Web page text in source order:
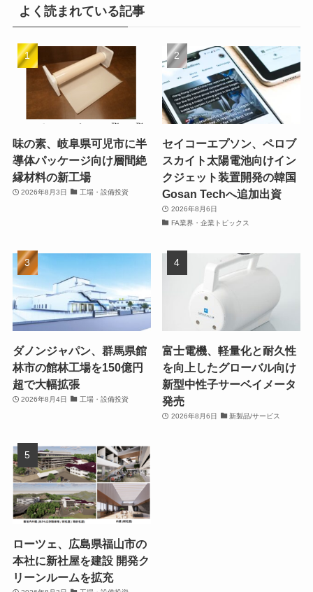
よく読まれている記事
味の素、岐阜県可児市に半
導体パッケージ向け層間絶
縁材料の新工場
2026年8月3日 工場・設備投資
セイコーエプソン、ペロブ
スカイト太陽電池向けイン
クジェット装置開発の韓国
Gosan Techへ追加出資
2026年8月6日
FA業界・企業トピックス
ダノンジャパン、群馬県館
林市の館林工場を150億円
超で大幅拡張
2026年8月4日 工場・設備投資
富士電機、軽量化と耐久性
を向上したグローバル向け
新型中性子サーベイメータ
発売
2026年8月6日 新製品/サービス
ローツェ、広島県福山市の
本社に新社屋を建設 開発ク
リーンルームを拡充